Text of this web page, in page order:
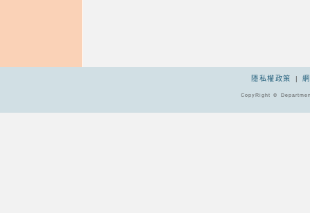
隱私權政策 |
CopyRight ©